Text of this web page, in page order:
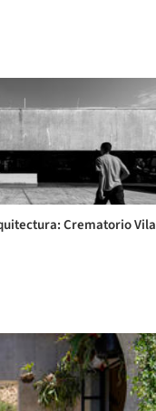
Crematorio Vila